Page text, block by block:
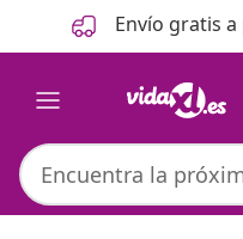
Anterior
Siguiente Envío gratis